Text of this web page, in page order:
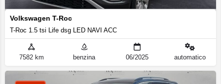
Volkswagen T-Roc
T-Roc 1.5 tsi Life dsg LED NAVI ACC
7582 km benzina 06/2025 automatico